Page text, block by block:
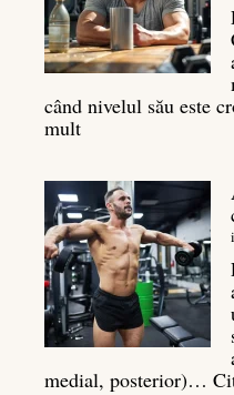
un
spate
masiv
când nivelul său este
mult:
culturism:
Inamicul
tăcut
al
masei
musculare
medial, posterior)…